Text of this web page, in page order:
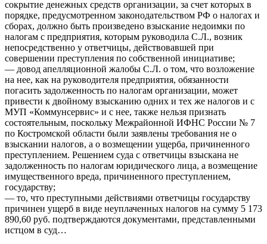
сокрытие денежных средств организации, за счет которых в
порядке, предусмотренном законодательством РФ о налогах и
сборах, должно быть произведено взыскание недоимки по
налогам с предприятия, которым руководила С.Л., возник
непосредственно у ответчицы, действовавшей при
совершении преступления по собственной инициативе;
— довод апелляционной жалобы С.Л. о том, что возложение
на нее, как на руководителя предприятия, обязанности
погасить задолженность по налогам организации, может
привести к двойному взысканию одних и тех же налогов и с
МУП «Коммунсервис» и с нее, также нельзя признать
состоятельным, поскольку Межрайонной ИФНС России № 7
по Костромской области были заявлены требования не о
взыскании налогов, а о возмещении ущерба, причиненного
преступлением. Решением суда с ответчицы взыскана не
задолженность по налогам юридического лица, а возмещение
имущественного вреда, причиненного преступлением,
государству;
— то, что преступными действиями ответчицы государству
причинен ущерб в виде неуплаченных налогов на сумму 5 173
890,60 руб. подтверждаются документами, представленными
истцом в суд…